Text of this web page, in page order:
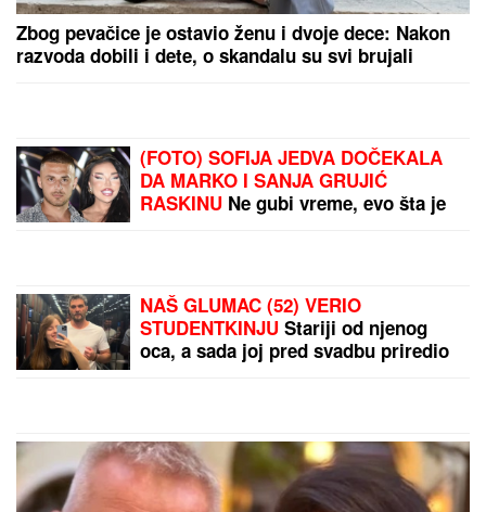
PROMENE U IRANU:
Modžtaba Hamnei
imenovao NjEGA za
PREPORUKA ZA VAS